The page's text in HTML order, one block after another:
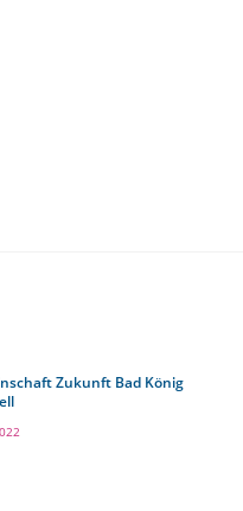
Zukunft Bad König